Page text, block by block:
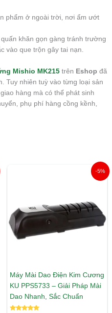
phẩm ở ngoài trời, nơi ẩm ướt
khăn gọn gàng tránh trường
vào que trộn gây tai nạn.
Mishio MK215 trên Eshop đã
Tuy nhiên tuỳ vào từng loại sản
hàng mà có thể phát sinh
phụ phí hàng cồng kềnh,
-5%
Máy Mài Dao Điện Kim Cương
KU PPS5733 – Giải Pháp Mài
Dao Nhanh, Sắc Chuẩn
Giá
hiện